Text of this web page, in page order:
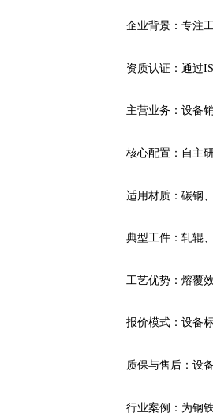
企业背景：专注
资质认证：通过
主营业务：设备
核心配置：自主
适用材质：碳钢
典型工件：轧辊
工艺优势：熔覆
报价模式：设备
质保与售后：设
行业案例：为钢